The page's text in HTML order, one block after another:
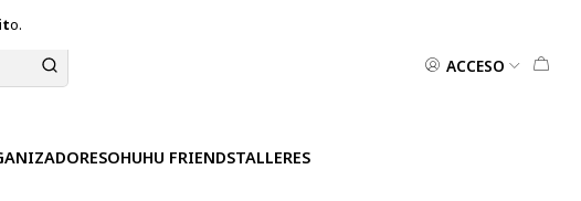
ACCESO
OHUHU FRIENDSTALLERES
o.